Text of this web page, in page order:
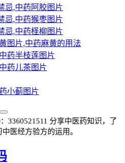
忌,中药阿胶图片
忌,中药猴枣图片
忌,中药柽柳图片
图片,中药麻黄的用法
药半枝莲图片
药儿茶图片
小蓟图片
3360521511 分享中医药知识，了
医经方验方的运用。